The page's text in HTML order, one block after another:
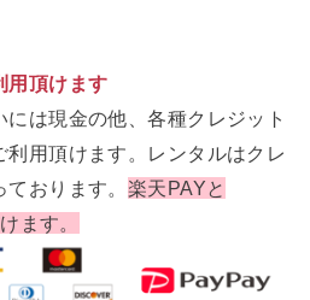
用頂けます
には現金の他、各種クレジット
利用頂けます。レンタルはクレ
おります。 楽天PAYと
ます。